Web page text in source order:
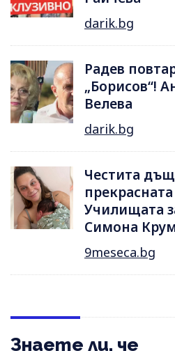
darik.bg
Радев
„Борисов“!
Велева
darik.bg
Честита
Училищата
Симона
9meseca.bg
Знаете ли, че